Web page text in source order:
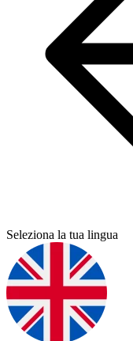
Seleziona la tua lingua